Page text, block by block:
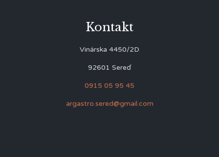
Kontakt
Vinárska 4450/2D
92601 Sereď
0915 05 95 45
argastro.sered@gmail.com